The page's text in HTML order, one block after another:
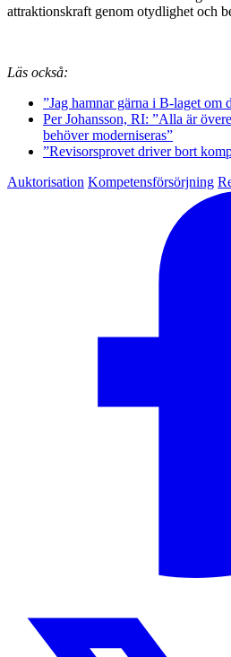
attraktionskraft genom otydlighet och
Läs också:
”Jag hamnar gärna i B-laget om
Per Johansson, RI: ”Alla är
behöver moderniseras”
”Revisorsprovet driver bort
Auktorisation Kompetensförsörjning